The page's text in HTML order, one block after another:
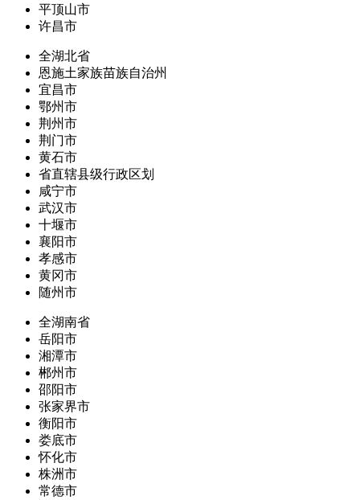
平顶山市
许昌市
全湖北省
恩施土家族苗族自治州
宜昌市
鄂州市
荆州市
荆门市
黄石市
省直辖县级行政区划
咸宁市
武汉市
十堰市
襄阳市
孝感市
黄冈市
随州市
全湖南省
岳阳市
湘潭市
郴州市
邵阳市
张家界市
衡阳市
娄底市
怀化市
株洲市
常德市